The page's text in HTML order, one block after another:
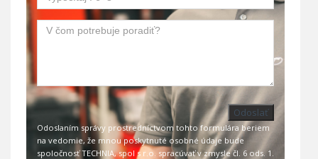
Odoslať
Odoslaním správy prostredníctvom tohto formulára beriem
na vedomie, že mnou poskytnuté osobné údaje bude
spoločnosť TECHNIA, spol s r.o. spracúvať v zmysle čl. 6 ods. 1.